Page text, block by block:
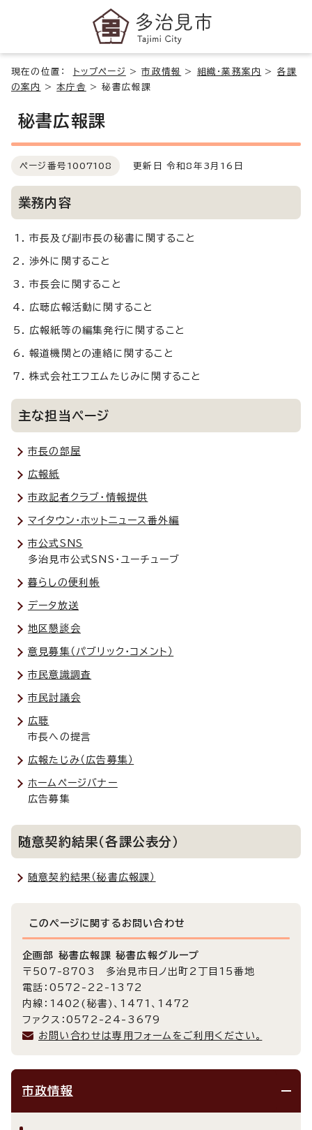
現在の位置： トップページ >市政情報 > 組織・業務案内 > 各課
の案内
>本庁舎 >秘書広報課
秘書広報課
ページ番号 1007108 更新日 令和8年3月16日
業務内容
市長及び副市長の秘書に関すること
渉外に関すること
市長会に関すること
広聴広報活動に関すること
広報紙等の編集発行に関すること
報道機関との連絡に関すること
株式会社エフエムたじみに関すること
主な担当ページ
市長の部屋
広報紙
市政記者クラブ・情報提供
マイタウン・ホットニュース番外編
市公式SNS
多治見市公式SNS・ユーチューブ
暮らしの便利帳
データ放送
地区懇談会
意見募集（パブリック・コメント）
市民意識調査
市民討議会
広聴
市長への提言
広報たじみ（広告募集）
ホームページバナー
広告募集
随意契約結果（各課公表分）
随意契約結果（秘書広報課）
このページに関する お問い合わせ
企画部 秘書広報課 秘書広報グループ
〒507-8703 多治見市日ノ出町2丁目15番地
電話：0572-22-1372
内線：1402(秘書)、1471、1472
ファクス：0572-24-3679
お問い合わせは専用フォームをご利用ください。
市政情報